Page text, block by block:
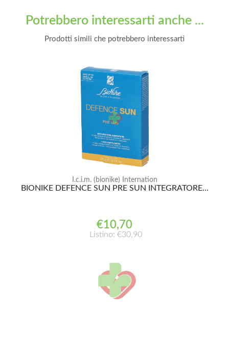
Potrebbero interessarti anche ...
Prodotti simili che potrebbero interessarti
I.c.i.m. (bionike) Internation
BIONIKE DEFENCE SUN PRE SUN INTEGRATORE...
€10,70
Listino: €30,90